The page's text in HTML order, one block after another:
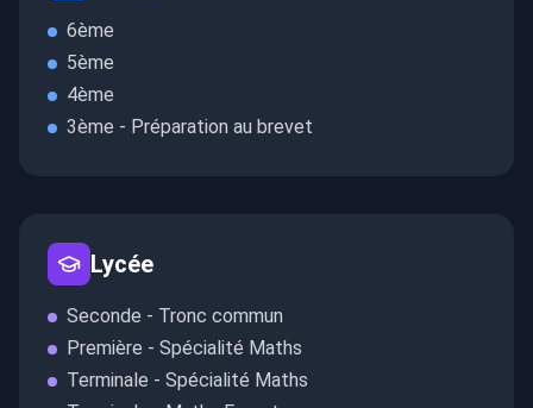
6ème
5ème
4ème
3ème - Préparation au brevet
Lycée
Seconde - Tronc commun
Première - Spécialité Maths
Terminale - Spécialité Maths